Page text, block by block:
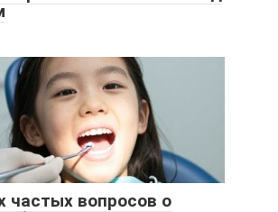
частых вопросов о